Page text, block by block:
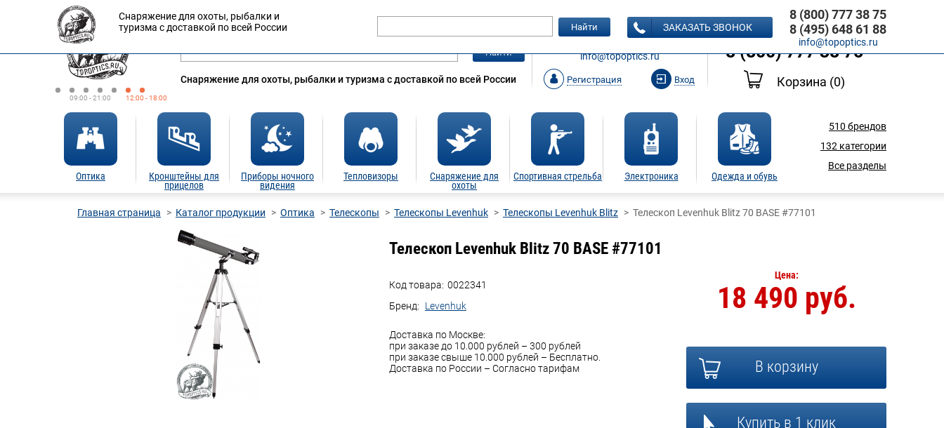
09:00 - 21:00 12:00 - 18:00
Оплата Доставка
Найти
Снаряжение для охоты, рыбалки и туризма с доставкой по всей России
ЗАКАЗАТЬ ЗВОНОК
info@topoptics.ru
Регистрация Вход
8 (495) 648 61 88
8 (800) 777 38 75
Корзина (0)
Оптика
Кронштейны для
прицелов
Приборы ночного
видения
Тепловизоры
Снаряжение для
охоты
Спортивная стрельба Электроника Одежда и обувь
510 брендов
132 категории
Все разделы
Снаряжение для охоты, рыбалки и
туризма с доставкой по всей России
Найти ЗАКАЗАТЬ ЗВОНОК
8 (800) 777 38 75
8 (495) 648 61 88
info@topoptics.ru
Главная страница Каталог продукции Оптика Телескопы Телескопы Levenhuk Телескопы Levenhuk Blitz Телескоп Levenhuk Blitz 70 BASE #77101
Телескоп Levenhuk Blitz 70 BASE #77101
Код товара: 0022341
Бренд:
Levenhuk
Доставка по Москве:
при заказе до 10.000 рублей – 300 рублей
при заказе свыше 10.000 рублей – Бесплатно.
Доставка по России – Согласно тарифам
Цена:
18 490 руб.
В корзину
Купить в 1 клик